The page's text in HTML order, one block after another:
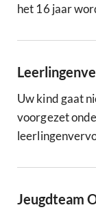
het 16 jaar
Uw kind gaat
voorgezet
Jeugdteam